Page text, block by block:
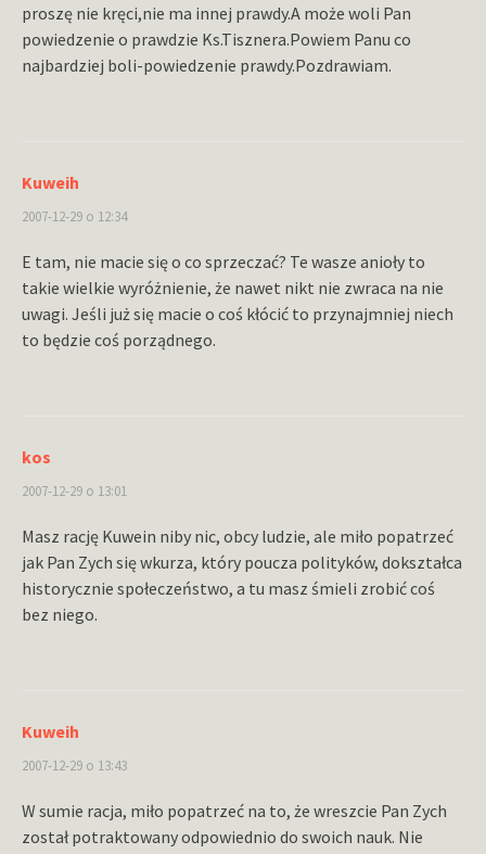
proszę nie kręci,nie ma innej prawdy.A może woli Pan
powiedzenie o prawdzie Ks.Tisznera.Powiem Panu co
najbardziej boli-powiedzenie prawdy.Pozdrawiam.
Kuweih
2007-12-29 o 12:34
E tam, nie macie się o co sprzeczać? Te wasze anioły to
takie wielkie wyróżnienie, że nawet nikt nie zwraca na nie
uwagi. Jeśli już się macie o coś kłócić to przynajmniej niech
to będzie coś porządnego.
kos
2007-12-29 o 13:01
Masz rację Kuwein niby nic, obcy ludzie, ale miło popatrzeć
jak Pan Zych się wkurza, który poucza polityków, dokształca
historycznie społeczeństwo, a tu masz śmieli zrobić coś
bez niego.
Kuweih
2007-12-29 o 13:43
W sumie racja, miło popatrzeć na to, że wreszcie Pan Zych
został potraktowany odpowiednio do swoich nauk. Nie